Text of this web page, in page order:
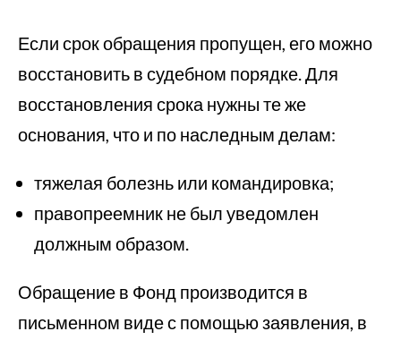
Если срок обращения пропущен, его можно
восстановить в судебном порядке. Для
восстановления срока нужны те же
основания, что и по наследным делам:
тяжелая болезнь или командировка;
правопреемник не был уведомлен
должным образом.
Обращение в Фонд производится в
письменном виде с помощью заявления, в